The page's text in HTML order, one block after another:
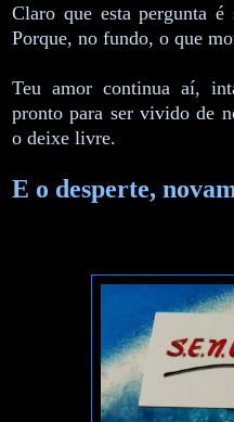
Claro que esta pergunta
Porque, no fundo, o que
Teu amor continua aí,
pronto para ser vivido de
o deixe livre.
E o desperte,